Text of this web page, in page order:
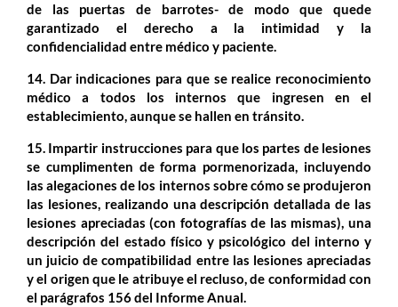
de las puertas de barrotes- de modo que quede
garantizado el derecho a la intimidad y la
confidencialidad entre médico y paciente.
14. Dar indicaciones para que se realice reconocimiento
médico a todos los internos que ingresen en el
establecimiento, aunque se hallen en tránsito.
15. Impartir instrucciones para que los partes de lesiones
se cumplimenten de forma pormenorizada, incluyendo
las alegaciones de los internos sobre cómo se produjeron
las lesiones, realizando una descripción detallada de las
lesiones apreciadas (con fotografías de las mismas), una
descripción del estado físico y psicológico del interno y
un juicio de compatibilidad entre las lesiones apreciadas
y el origen que le atribuye el recluso, de conformidad con
el parágrafos 156 del Informe Anual.